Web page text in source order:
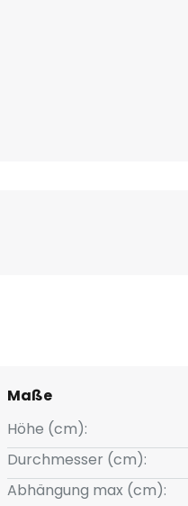
Maße
Höhe (cm):
Durchmesser (cm):
Abhängung max (cm):